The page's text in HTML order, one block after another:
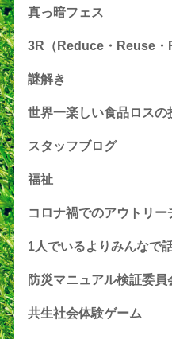
真っ暗フェス
3R（Reduce・Reuse・
謎解き
世界一楽しい食品ロスの
スタッフブログ
福祉
コロナ禍でのアウトリー
1人でいるよりみんなで
防災マニュアル検証委員
共生社会体験ゲーム